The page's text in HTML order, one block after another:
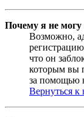
Почему я не могу
Возможно,
что он
которым вы
за помощью
Вернуться к